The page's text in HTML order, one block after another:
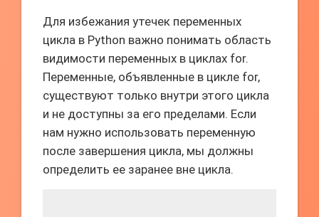
Для избежания утечек переменных
цикла в Python важно понимать область
видимости переменных в циклах for.
Переменные, объявленные в цикле for,
существуют только внутри этого цикла
и не доступны за его пределами. Если
нам нужно использовать переменную
после завершения цикла, мы должны
определить ее заранее вне цикла.